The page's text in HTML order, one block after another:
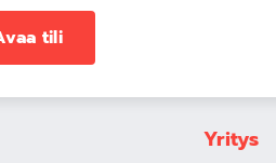
tili
Yritys